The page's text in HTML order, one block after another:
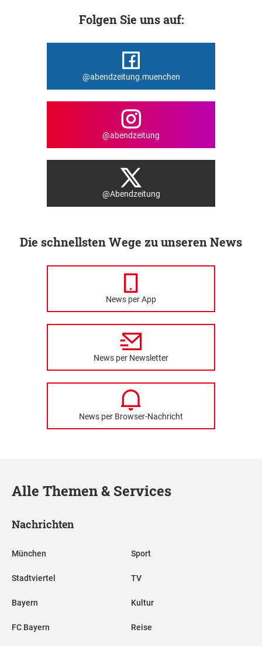
Folgen Sie uns auf:
@abendzeitung.muenchen
@abendzeitung
@Abendzeitung
Die schnellsten Wege zu unseren News
News per App
News per Newsletter
News per Browser-Nachricht
Alle Themen & Services
Nachrichten
München
Stadtviertel
Bayern
FC Bayern
Sport
TV
Kultur
Reise